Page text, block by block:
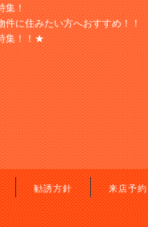
集！
件に住みたい方へおすすめ！！
集！！★
勧誘方針 来店予約